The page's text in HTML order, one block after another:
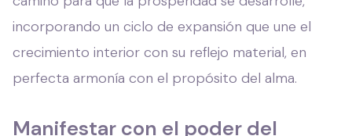
incorporando un ciclo de expansión que une el
crecimiento interior con su reflejo material, en
perfecta armonía con el propósito del alma.
Manifestar con el poder del